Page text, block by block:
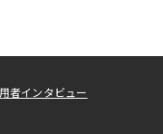
者インタビュー